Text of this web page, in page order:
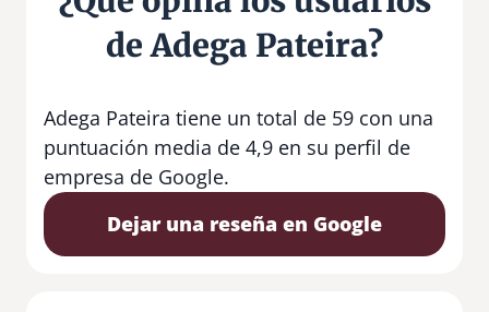
de Adega Pateira?
Adega Pateira tiene un total de 59 con una
puntuación media de 4,9 en su perfil de
empresa de Google.
Dejar una reseña en Google